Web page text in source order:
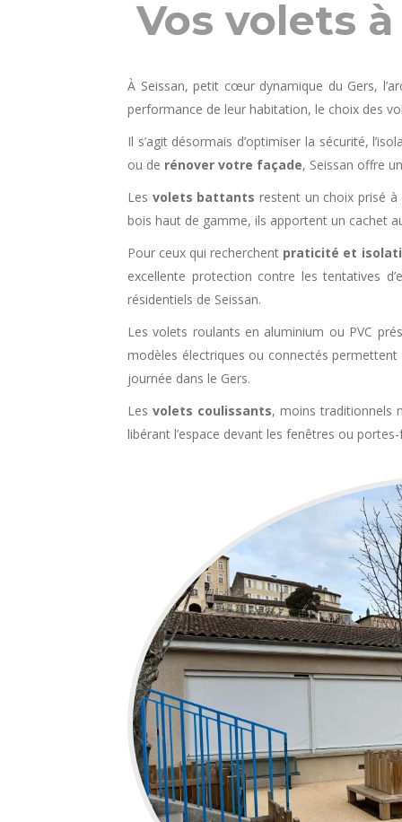
Vos volets
À Seissan, petit cœur dynamique du Gers,
performance de leur habitation, le choix des
Il s’agit désormais d’optimiser la sécurité,
ou de rénover votre façade, Seissan offre
Les volets battants restent un choix prisé
bois haut de gamme, ils apportent un cachet
Pour ceux qui recherchent praticité et
excellente protection contre les tentatives
résidentiels de Seissan.
Les volets roulants en aluminium ou PVC
modèles électriques ou connectés
journée dans le Gers.
Les volets coulissants, moins traditionnels
libérant l’espace devant les fenêtres ou